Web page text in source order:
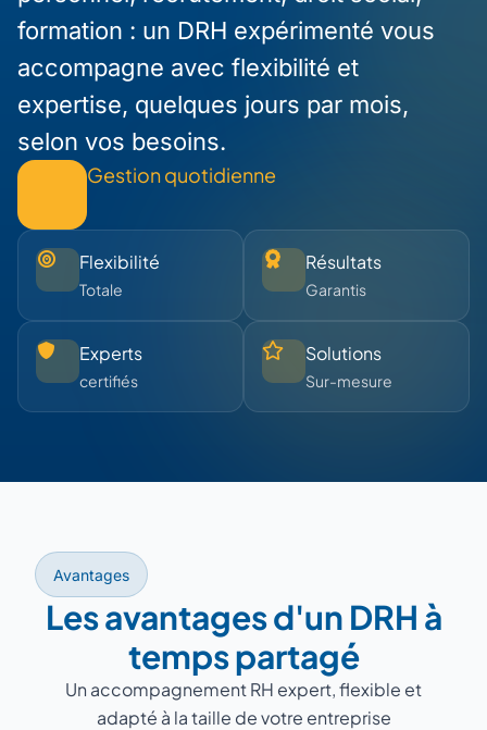
formation : un DRH expérimenté vous
accompagne avec flexibilité et
expertise, quelques jours par mois,
selon vos besoins.
Gestion quotidienne
Flexibilité
Totale
Résultats
Garantis
Experts
certifiés
Solutions
Sur-mesure
Avantages
Les avantages d'un DRH à
temps partagé
Un accompagnement RH expert, flexible et
adapté à la taille de votre entreprise